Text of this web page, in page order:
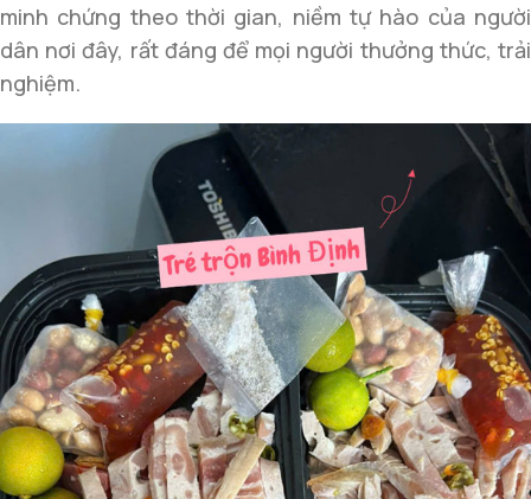
minh chứng theo thời gian, niềm tự hào của người
dân nơi đây, rất đáng để mọi người thưởng thức, trải
nghiệm.